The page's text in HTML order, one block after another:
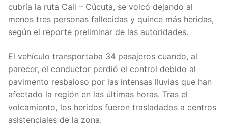
cubría la ruta Cali – Cúcuta, se volcó dejando al
menos tres personas fallecidas y quince más heridas,
según el reporte preliminar de las autoridades.
El vehículo transportaba 34 pasajeros cuando, al
parecer, el conductor perdió el control debido al
pavimento resbaloso por las intensas lluvias que han
afectado la región en las últimas horas. Tras el
volcamiento, los heridos fueron trasladados a centros
asistenciales de la zona.